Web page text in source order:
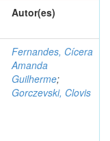
Autor(es)
Fernandes, Cícera
Amanda
Guilherme;
Gorczevski, Clovis